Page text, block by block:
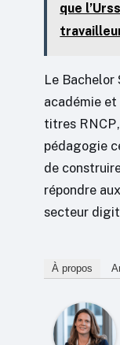
que
Le
académie
titres
pédagogie
de
répondre
secteur
À propos